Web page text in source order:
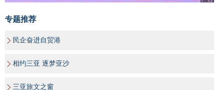
专题推荐
民企奋进自贸港
相约三亚 逐梦亚沙
三亚旅文之窗